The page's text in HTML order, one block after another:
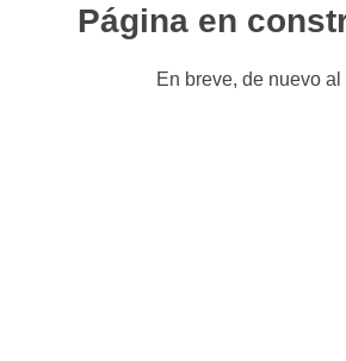
Página en
En breve, de nuevo al